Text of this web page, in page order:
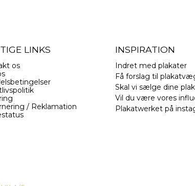
LINKS
os
/ Reklamation
INSPIRATION
Indret med plakater
Få forslag til
Skal vi sælge dine
Vil du være vores
Plakatwerket på